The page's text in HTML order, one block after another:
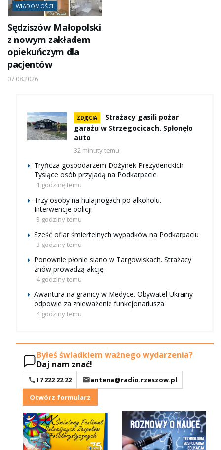
WIADOMOŚCI
Sędziszów Małopolski
z nowym zakładem
opiekuńczym dla
pacjentów
07.08.2026
ZDJĘCIA
Strażacy gasili pożar
garażu w Strzegocicach. Spłonęło
auto
32 minuty temu
Tryńcza gospodarzem Dożynek Prezydenckich.
Tysiące osób przyjadą na Podkarpacie
1 godzinę temu
Trzy osoby na hulajnogach po alkoholu.
Interwencje policji
3 godziny temu
Sześć ofiar śmiertelnych wypadków na Podkarpaciu
3 godziny temu
Ponownie płonie siano w Targowiskach. Strażacy
znów prowadzą akcję
4 godziny temu
Awantura na granicy w Medyce. Obywatel Ukrainy
odpowie za znieważenie funkcjonariusza
4 godziny temu
Byłeś świadkiem ważnego wydarzenia?
Daj nam znać!
17 222 22 22
antena@radio.rzeszow.pl
Otwórz formularz